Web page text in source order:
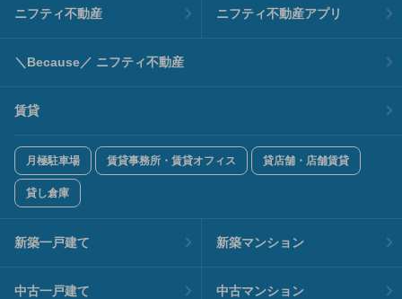
ニフティ不動産 ニフティ不動産アプリ
＼Because／ ニフティ不動産
賃貸
月極駐車場 賃貸事務所・賃貸オフィス 貸店舗・店舗賃貸
貸し倉庫
新築一戸建て 新築マンション
中古一戸建て 中古マンション